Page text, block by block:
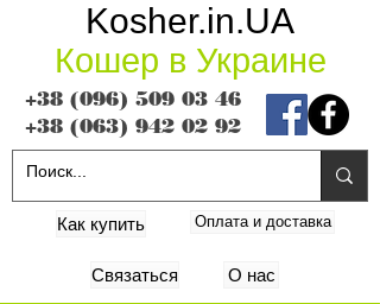
Kosher.in.UA
+38 (096) 509 03 46
+38 (063) 942 02 92
Кошер в Украине
Оплата и доставка
О нас
Связаться
Как купить